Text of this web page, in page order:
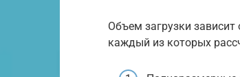
Объем загрузки зависит
каждый из которых